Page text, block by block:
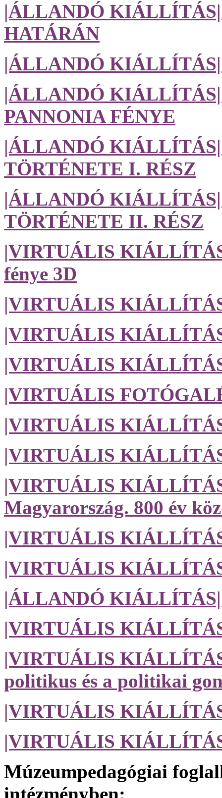
|ÁLLANDÓ
HATÁRÁN
|ÁLLANDÓ
|ÁLLANDÓ KIÁLLÍTÁS|
PANNONIA FÉNYE
|ÁLLANDÓ
TÖRTÉNETE I. RÉSZ
|ÁLLANDÓ
TÖRTÉNETE II. RÉSZ
|VIRTUÁLIS
fénye 3D
|VIRTUÁLIS
|VIRTUÁLIS
|VIRTUÁLIS
|VIRTUÁLIS
|VIRTUÁLIS
|VIRTUÁLIS
|VIRTUÁLIS
Magyarország. 800 év
|VIRTUÁLIS
|VIRTUÁLIS
|ÁLLANDÓ
|VIRTUÁLIS
|VIRTUÁLIS
politikus és a politikai
|VIRTUÁLIS
|VIRTUÁLIS
Múzeumpedagógiai